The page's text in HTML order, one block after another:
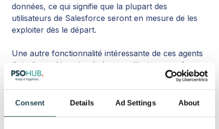
Consent Details Ad Settings About
données, ce qui signifie que la plupart des
utilisateurs de Salesforce seront en mesure de les
exploiter dès le départ.
Une autre fonctionnalité intéressante de ces agents
Salesforce AI est le générateur d'invites, un rêve
pour les entreprises qui souhaitent augmenter leur
productivité.